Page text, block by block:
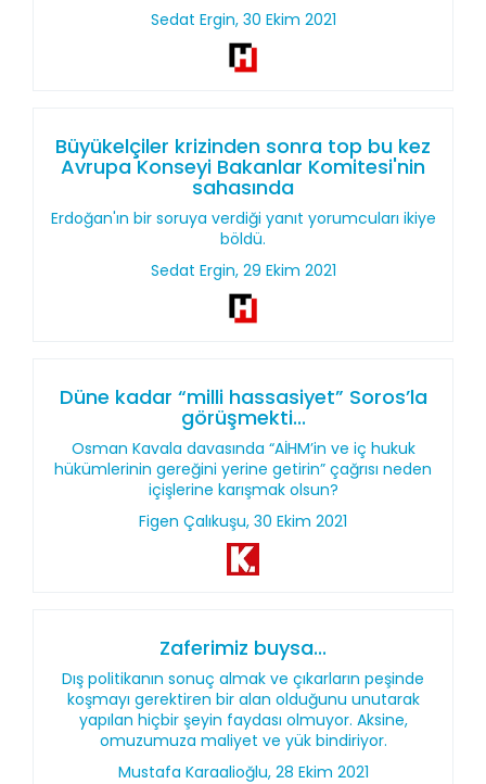
Sedat Ergin, 30 Ekim 2021
Büyükelçiler krizinden sonra top bu kez
Avrupa Konseyi Bakanlar Komitesi'nin
sahasında
Erdoğan'ın bir soruya verdiği yanıt yorumcuları ikiye
böldü.
Sedat Ergin, 29 Ekim 2021
Düne kadar “milli hassasiyet” Soros’la
görüşmekti...
Osman Kavala davasında “AİHM’in ve iç hukuk
hükümlerinin gereğini yerine getirin” çağrısı neden
içişlerine karışmak olsun?
Figen Çalıkuşu, 30 Ekim 2021
Zaferimiz buysa...
Dış politikanın sonuç almak ve çıkarların peşinde
koşmayı gerektiren bir alan olduğunu unutarak
yapılan hiçbir şeyin faydası olmuyor. Aksine,
omuzumuza maliyet ve yük bindiriyor.
Mustafa Karaalioğlu, 28 Ekim 2021